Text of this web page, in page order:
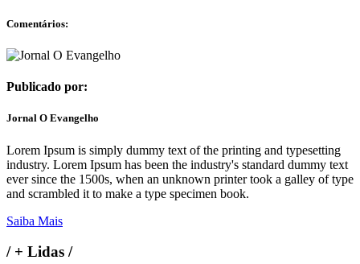
Comentários:
Publicado por:
Jornal O Evangelho
Lorem Ipsum is simply dummy text of the printing and typesetting
industry. Lorem Ipsum has been the industry's standard dummy text
ever since the 1500s, when an unknown printer took a galley of type
and scrambled it to make a type specimen book.
Saiba Mais
/+ Lidas /